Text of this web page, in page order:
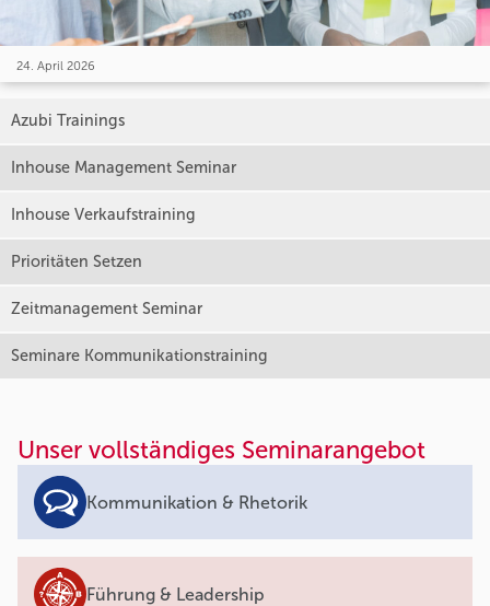
24. April 2026
Azubi Trainings
Inhouse Management Seminar
Inhouse Verkaufstraining
Prioritäten Setzen
Zeitmanagement Seminar
Seminare Kommunikationstraining
Unser vollständiges Seminarangebot
Kommunikation & Rhetorik
Führung & Leadership